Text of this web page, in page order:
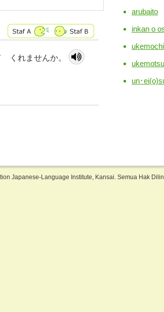
れませんか。
arubaito
inkan o
ukemotsu
un･
Japanese-Language Institute, Kansai. Semua Hak